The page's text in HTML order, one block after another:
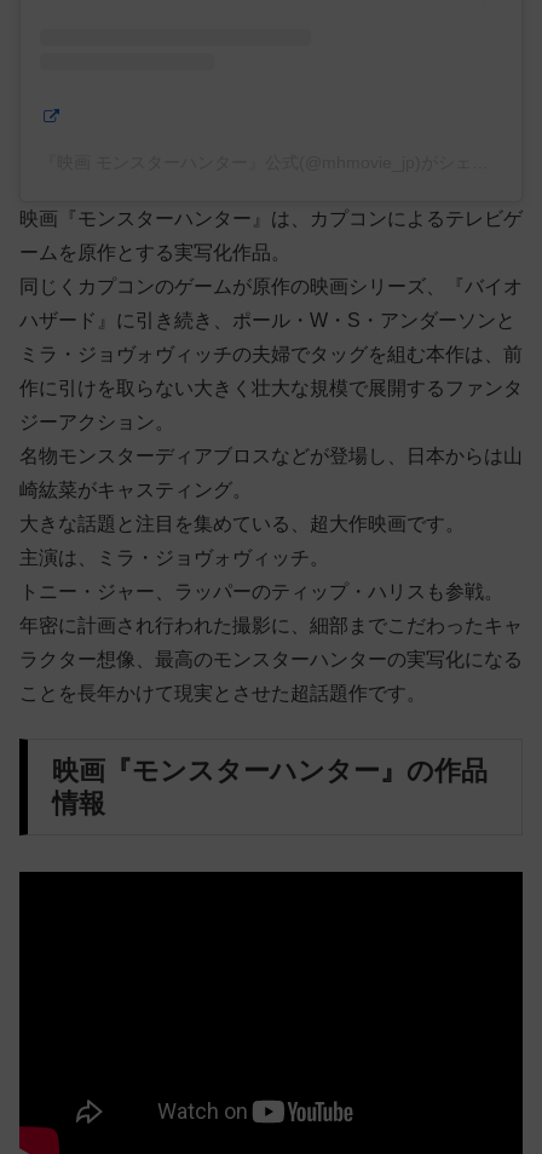
映画『モンスターハンター』は、カプコンによるテレビゲ
ームを原作とする実写化作品。
同じくカプコンのゲームが原作の映画シリーズ、『バイオ
ハザード』に引き続き、ポール・W・S・アンダーソンと
ミラ・ジョヴォヴィッチの夫婦でタッグを組む本作は、前
作に引けを取らない大きく壮大な規模で展開するファンタ
ジーアクション。
名物モンスターディアブロスなどが登場し、日本からは山
崎紘菜がキャスティング。
大きな話題と注目を集めている、超大作映画です。
主演は、ミラ・ジョヴォヴィッチ。
トニー・ジャー、ラッパーのティップ・ハリスも参戦。
年密に計画され行われた撮影に、細部までこだわったキャ
ラクター想像、最高のモンスターハンターの実写化になる
ことを長年かけて現実とさせた超話題作です。
映画『モンスターハンター』の作品
情報